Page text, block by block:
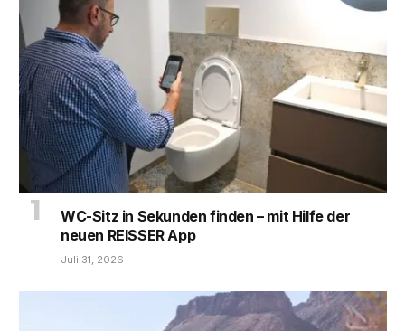
WC-Sitz in Sekunden finden – mit Hilfe der
neuen REISSER App
Juli 31, 2026